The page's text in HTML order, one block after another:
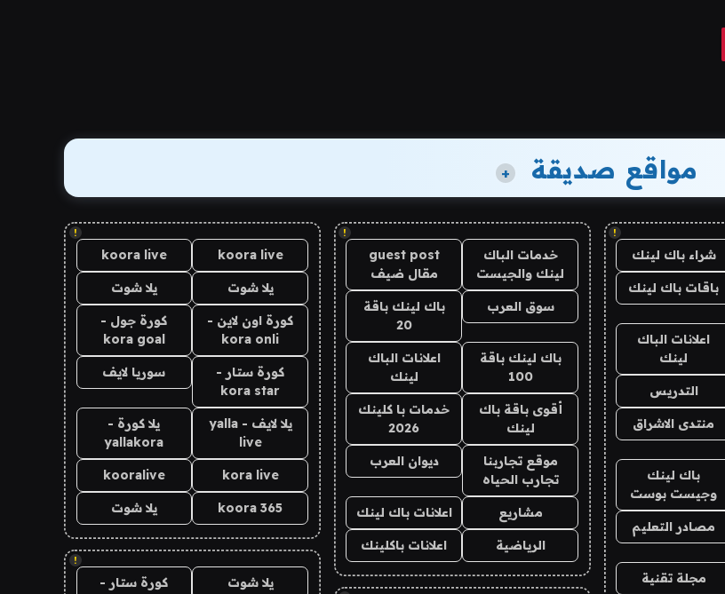
مواقع صديقة +
!
شراء باك لينك
باقات باك لينك
اعلانات الباك
لينك
التدريس
منتدى الاشراق
باك لينك
وجيست بوست
مصادر التعليم
مجلة تقنية
!
خدمات الباك
لينك والجيست
guest post
مقال ضيف
سوق العرب
باك لينك باقة
20
باك لينك باقة
100
اعلانات الباك
لينك
أقوى باقة باك
لينك
خدمات با كلينك
2026
موقع تجاربنا
تجارب الحياه
ديوان العرب
مشاريع اعلانات باك لينك
الرياضية اعلانات باكلينك
!
koora live
koora live
يلا شوت يلا شوت
كورة اون لاين -
kora onli
كورة جول -
kora goal
كورة ستار -
kora star
سوريا لايف
يلا لايف - yalla
live
يلا كورة -
yallakora
kora live
kooralive
koora 365 يلا شوت
!
يلا شوت
كورة ستار -